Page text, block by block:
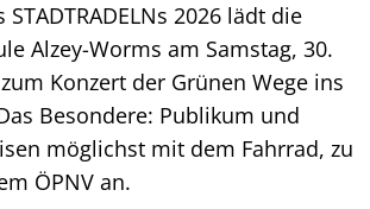
2026 lädt die
Alzey-Worms am Samstag, 30.
Konzert der Grünen Wege ins
Besondere: Publikum und
möglichst mit dem Fahrrad, zu
ÖPNV an.